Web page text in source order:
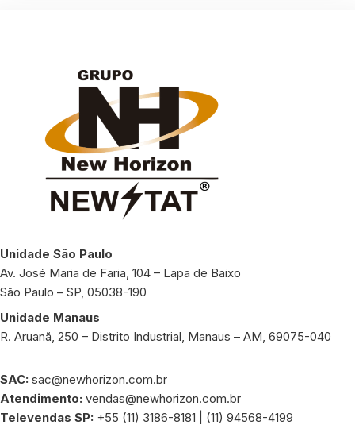
Unidade São Paulo
Av. José Maria de Faria, 104 – Lapa de Baixo
São Paulo – SP, 05038-190
Unidade Manaus
R. Aruanã, 250 – Distrito Industrial, Manaus – AM, 69075-040
SAC: sac@newhorizon.com.br
Atendimento: vendas@newhorizon.com.br
Televendas SP: +55 (11) 3186-8181 | (11) 94568-4199